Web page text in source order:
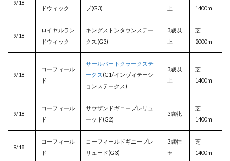
9/18
ドウィック
プ(G3)
上
1400m
9/18
ロイヤルラン
ドウィック
キングストンタウンステー
クス(G3)
3歳以
上
芝
2000m
9/18
コーフィール
ド
サールパートクラークステ
ークス (G1/インヴィテーシ
ョンステークス)
3歳以
上
芝
1400m
9/18
コーフィール
ド
サウザンドギニープレリュ
ーッド(G2)
3歳牝
芝
1400m
9/18
コーフィール
ド
コーフィールドギニープレ
リュード(G3)
3歳牡
セ
芝
1400m